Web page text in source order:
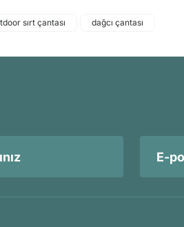
sırt çantası dağcı çantası